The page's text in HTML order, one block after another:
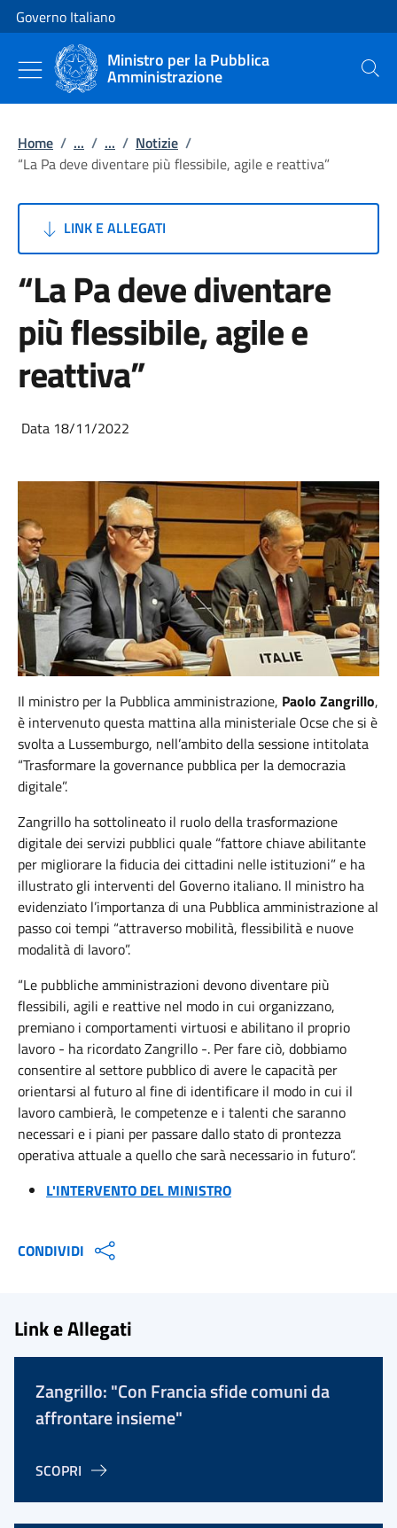
Vai al contenuto
Vai alla navigazione del sito
Governo Italiano
Ministro per la Pubblica
Amministrazione Cerca
Home / ... / ... / Notizie /
“La Pa deve diventare più flessibile, agile e reattiva”
LINK E ALLEGATI
“La Pa deve diventare
più flessibile, agile e
reattiva”
Data 18/11/2022
Il ministro per la Pubblica amministrazione, Paolo Zangrillo,
è intervenuto questa mattina alla ministeriale Ocse che si è
svolta a Lussemburgo, nell’ambito della sessione intitolata
“Trasformare la governance pubblica per la democrazia
digitale”.
Zangrillo ha sottolineato il ruolo della trasformazione
digitale dei servizi pubblici quale “fattore chiave abilitante
per migliorare la fiducia dei cittadini nelle istituzioni” e ha
illustrato gli interventi del Governo italiano. Il ministro ha
evidenziato l’importanza di una Pubblica amministrazione al
passo coi tempi “attraverso mobilità, flessibilità e nuove
modalità di lavoro”.
“Le pubbliche amministrazioni devono diventare più
flessibili, agili e reattive nel modo in cui organizzano,
premiano i comportamenti virtuosi e abilitano il proprio
lavoro - ha ricordato Zangrillo -. Per fare ciò, dobbiamo
consentire al settore pubblico di avere le capacità per
orientarsi al futuro al fine di identificare il modo in cui il
lavoro cambierà, le competenze e i talenti che saranno
necessari e i piani per passare dallo stato di prontezza
operativa attuale a quello che sarà necessario in futuro”.
L'INTERVENTO DEL MINISTRO
CONDIVIDI
Link e Allegati
Zangrillo: "Con Francia sfide comuni da
affrontare insieme"
SCOPRI